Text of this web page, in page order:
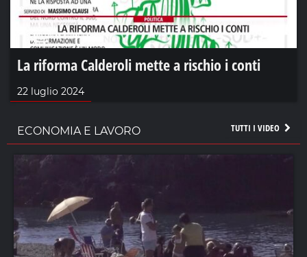
La riforma Calderoli mette a rischio i conti
22 luglio 2024
TUTTI I VIDEO
ECONOMIA E LAVORO